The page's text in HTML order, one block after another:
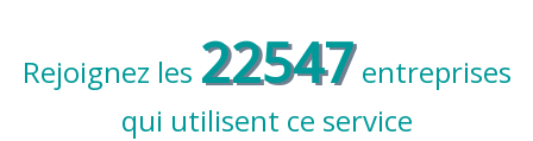
Rejoignez les 22547 entreprises
qui utilisent ce service